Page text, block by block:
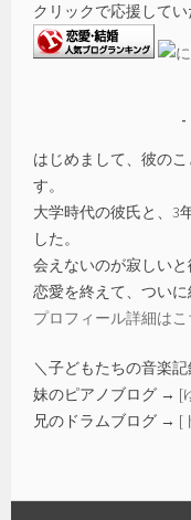
クリックで応援して
はじめまして、彼の
す。
大学時代の彼氏と、3
した。
会えないのが寂しい
恋愛を終えて、ついに
プロフィール詳細はこ
＼子どもたちの音楽
妹のピアノブログ → [
兄のドラムブログ → [